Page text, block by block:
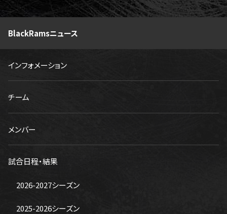
BlackRamsニュース
インフォメーション
チーム
メンバー
試合日程・結果
2026-2027シーズン
2025-2026シーズン